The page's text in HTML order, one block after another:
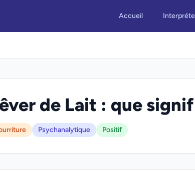
Accueil
de Lait : que
Psychanalytique Positif